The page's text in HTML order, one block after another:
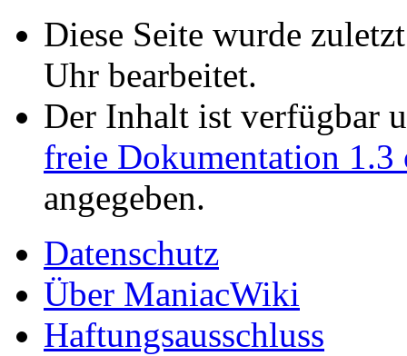
Diese Seite wurde
Uhr bearbeitet.
Der Inhalt ist verfügbar
freie Dokumentation 1.3
angegeben.
Datenschutz
Über ManiacWiki
Haftungsausschluss